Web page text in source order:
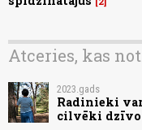
Atceries, kas
2023.gads
Radinieki
cilvēki dzīvo